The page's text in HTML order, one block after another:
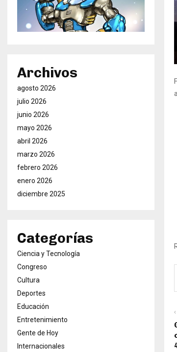
Archivos
agosto 2026
julio 2026
junio 2026
mayo 2026
abril 2026
marzo 2026
febrero 2026
enero 2026
diciembre 2025
Categorías
Ciencia y Tecnología
Congreso
Cultura
Deportes
Educación
Entretenimiento
Gente de Hoy
Internacionales